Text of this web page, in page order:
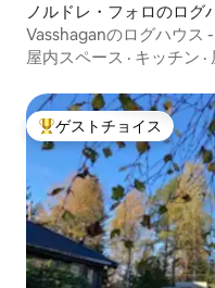
ノルドレ・フォロのログ
Vasshaganのログハウス
屋内スペース · キッチン ·
大好評のゲストチョイス
ゲストチョイス